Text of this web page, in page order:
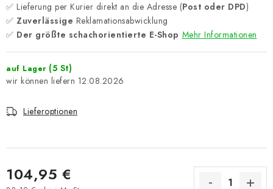
✅ Lieferung per Kurier direkt an die Adresse (Post oder DPD)
✅ Zuverlässige Reklamationsabwicklung
✅ Der größte schachorientierte E-Shop Mehr Informationen
auf Lager (5 St)
12.08.2026
Lieferoptionen
104,95 €